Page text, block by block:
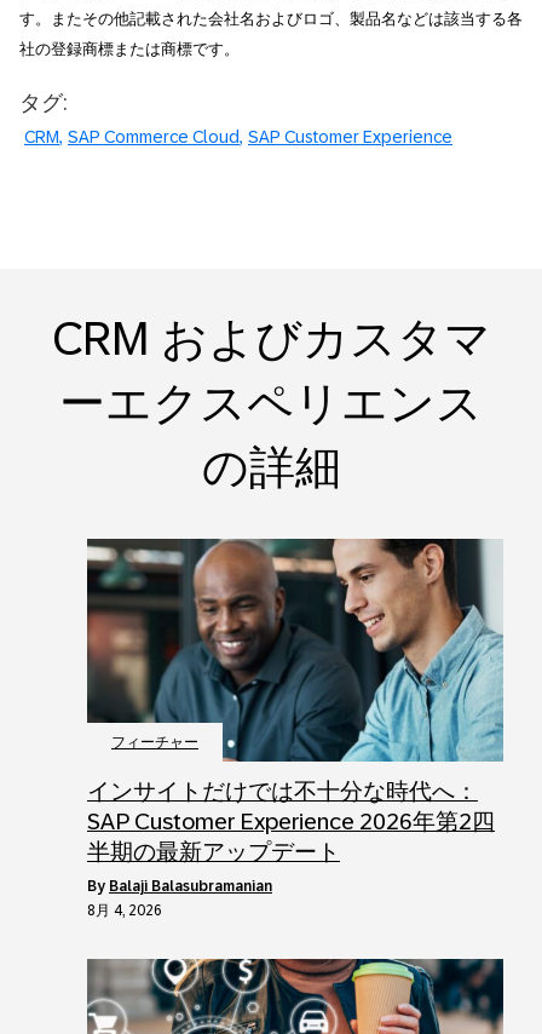
す。またその他記載された会社名およびロゴ、製品名などは該当する各
社の登録商標または商標です。
タグ:
CRM SAP Commerce Cloud SAP Customer Experience
CRM およびカスタマ
ーエクスペリエンス
の詳細
フィーチャー
インサイトだけでは不十分な時代へ：
SAP Customer Experience 2026年第2四
半期の最新アップデート
by Balaji Balasubramanian
8月 4, 2026